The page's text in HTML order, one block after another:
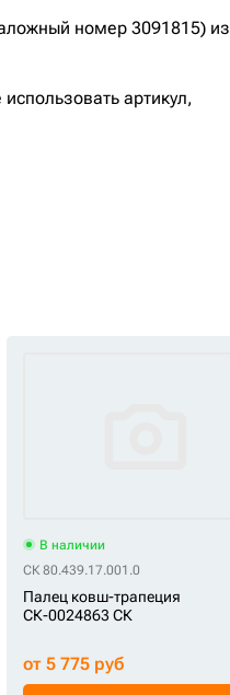
номер 3091815) из
артикул,
В наличии
СК 80.439.17.001.0
Палец ковш-трапеция
СК-0024863 СК
от 5 775 руб